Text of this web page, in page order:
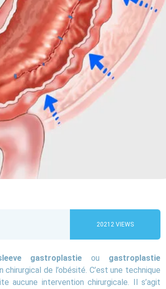
20212 VIEWS
gastroplastie ou gastroplastie
de l’obésité. C’est une technique
aucune intervention chirurgicale. Il s’agit